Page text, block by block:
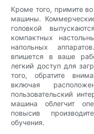
Кроме того, примите
машины.
головкой
компактных
напольных
впишется в ваше
легкий доступ для
того, обратите
включая
пользовательский
машина облегчит
повысив
обучения.